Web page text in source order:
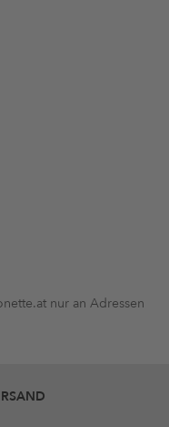
nur an Adressen